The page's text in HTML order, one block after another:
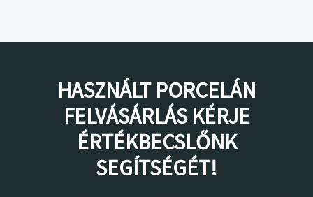
HASZNÁLT PORCELÁN
FELVÁSÁRLÁS KÉRJE
ÉRTÉKBECSLŐNK
SEGÍTSÉGÉT!